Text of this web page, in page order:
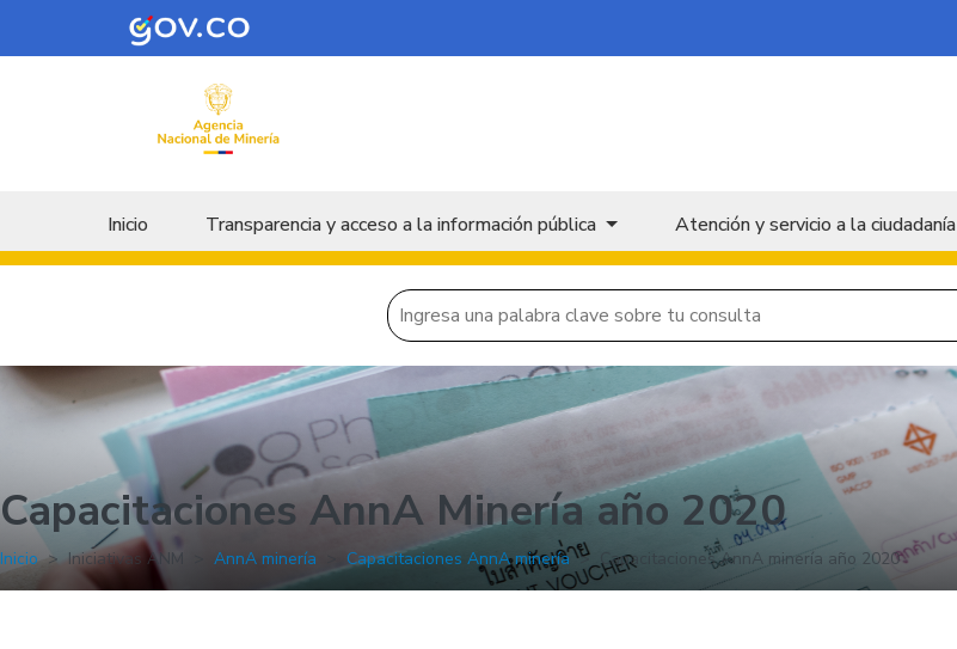
Skip to main content
Menu principal
Inicio Transparencia y acceso a la información pública Atención y servicio a la ciudadanía
Capacitaciones AnnA Minería año 2020
Inicio Iniciativas ANM AnnA minería Capacitaciones AnnA minería Capacitaciones AnnA minería año 2020